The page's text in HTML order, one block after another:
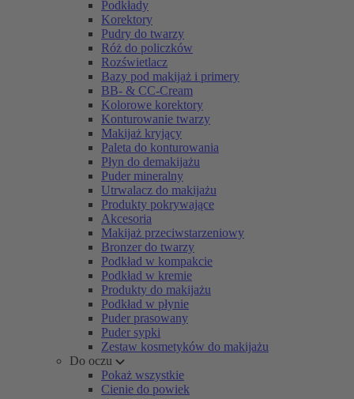
Podkłady
Korektory
Pudry do twarzy
Róż do policzków
Rozświetlacz
Bazy pod makijaż i primery
BB- & CC-Cream
Kolorowe korektory
Konturowanie twarzy
Makijaż kryjący
Paleta do konturowania
Płyn do demakijażu
Puder mineralny
Utrwalacz do makijażu
Produkty pokrywające
Akcesoria
Makijaż przeciwstarzeniowy
Bronzer do twarzy
Podkład w kompakcie
Podkład w kremie
Produkty do makijażu
Podkład w płynie
Puder prasowany
Puder sypki
Zestaw kosmetyków do makijażu
Do oczu
Pokaż wszystkie
Cienie do powiek